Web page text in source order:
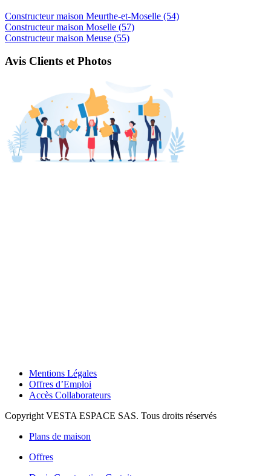
Constructeur maison Meurthe-et-Moselle (54)
Constructeur maison Moselle (57)
Constructeur maison Meuse (55)
Avis Clients et Photos
Mentions Légales
Offres d’Emploi
Accès Collaborateurs
Copyright VESTA ESPACE SAS. Tous droits réservés
Plans de maison
Offres